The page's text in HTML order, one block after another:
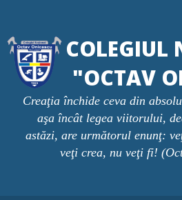
content
COLEGIUL
"OCTAV
Creaţia închide ceva din
aşa încât legea viitorului,
astăzi, are următorul enunţ:
veţi crea, nu veţi fi!